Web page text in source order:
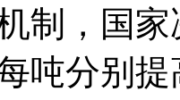
制，国
吨分别